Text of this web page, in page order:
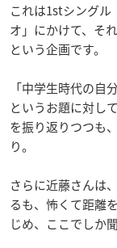
これは1stシングル
オ」にかけて、そ
という企画です。
「中学生時代の自
というお題に対し
を振り返りつつも
り。
さらに近藤さんは
るも、怖くて距離
じめ、ここでしか